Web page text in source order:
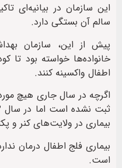
این سازمان در بیانیه‌ای
سالم آن بستگی دارد.
پیش از این، سازمان
خانواده‌ها خواسته بود تا
اطفال واکسینه کنند.
اگرچه در سال‌ جاری هیچ
بیماری در ولایت‌های کنر و
بیماری فلج اطفال درمان
است.